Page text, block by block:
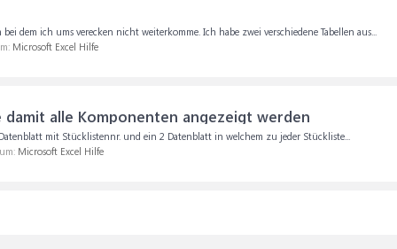
dem ich ums verecken nicht weiterkomme. Ich habe zwei verschiedene Tabellen aus...
Microsoft Excel Hilfe
alle Komponenten angezeigt werden
mit Stücklistennr. und ein 2 Datenblatt in welchem zu jeder Stückliste...
Microsoft Excel Hilfe